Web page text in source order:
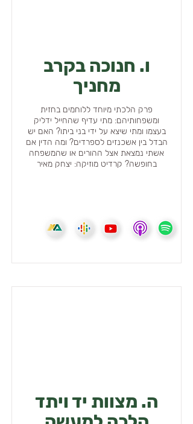
ו. חנוכה בקרב
מחניך
פרק הלכתי מיוחד ללוחמים בחזית
ומשפחותיהם: מתי עדיף שהחייל ידליק
בעצמו ומתי שיצא על ידי בני ביתו? האם יש
הבדל בין אשכנזים לספרדים? ומה הדין אם
אשתי נמצאת אצל ההורים או שהמשפחה
בחופשה? קרדיט מוזיקה: יצחק מאיר
ה. מצוות יד ויתד